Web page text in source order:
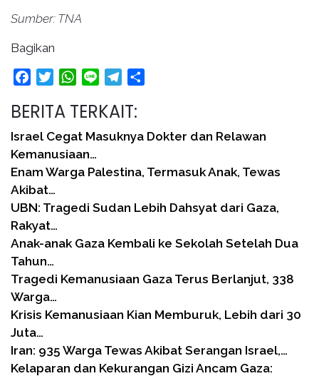
Sumber: TNA
Bagikan
FacebookTwitterWhatsApp
Line Telegram
BERITA TERKAIT:
Israel Cegat Masuknya Dokter dan Relawan
Kemanusiaan…
Enam Warga Palestina, Termasuk Anak, Tewas
Akibat…
UBN: Tragedi Sudan Lebih Dahsyat dari Gaza,
Rakyat…
Anak-anak Gaza Kembali ke Sekolah Setelah Dua
Tahun…
Tragedi Kemanusiaan Gaza Terus Berlanjut, 338
Warga…
Krisis Kemanusiaan Kian Memburuk, Lebih dari 30
Juta…
Iran: 935 Warga Tewas Akibat Serangan Israel,…
Kelaparan dan Kekurangan Gizi Ancam Gaza: